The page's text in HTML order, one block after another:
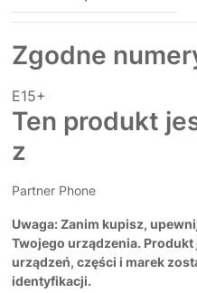
Zgodne
E15+
Ten produkt
z
Partner Phone
Uwaga: Zanim kupisz,
Twojego urządzenia.
urządzeń, części i marek
identyfikacji.